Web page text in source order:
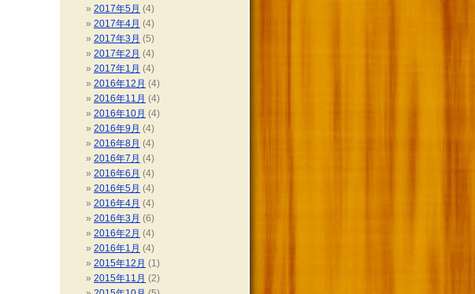
2017年5月 (4)
2017年4月 (4)
2017年3月 (5)
2017年2月 (4)
2017年1月 (4)
2016年12月 (4)
2016年11月 (4)
2016年10月 (4)
2016年9月 (4)
2016年8月 (4)
2016年7月 (4)
2016年6月 (4)
2016年5月 (4)
2016年4月 (4)
2016年3月 (6)
2016年2月 (4)
2016年1月 (4)
2015年12月 (1)
2015年11月 (2)